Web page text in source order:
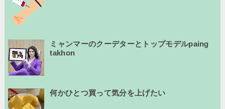
ミャンマーのクーデターとトップモデルpaing
takhon
何かひとつ買って気分を上げたい